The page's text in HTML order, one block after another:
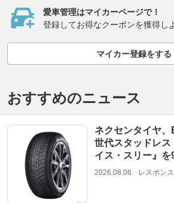
愛車管理はマイカーページで！
登録してお得なクーポンを獲得し
マイカー登録をする
おすすめのニュース
ネクセンタイヤ
世代スタッドレ
イス・スリー』を
2026.08.06 レスポンス